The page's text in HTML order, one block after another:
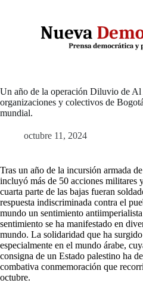
Un año de la operación Diluvio de Al
organizaciones y colectivos de
mundial.
octubre 11, 2024
Tras un año de la incursión armada
incluyó más de 50 acciones militares
cuarta parte de las bajas fueran
respuesta indiscriminada contra el
mundo un sentimiento
sentimiento se ha manifestado en
mundo. La solidaridad que ha
especialmente en el mundo árabe,
consigna de un Estado palestino ha
combativa conmemoración que
octubre.